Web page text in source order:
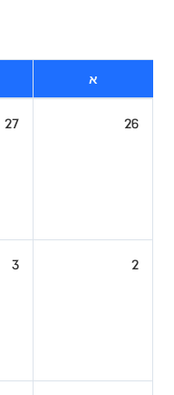
א
26
27
2
3